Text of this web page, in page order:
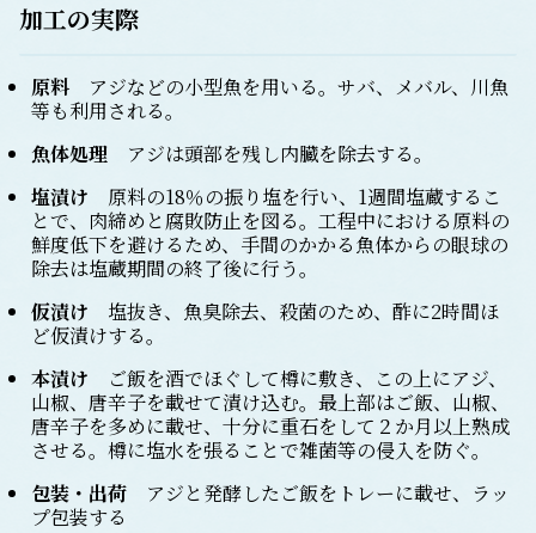
加工の実際
原料 アジなどの小型魚を用いる。サバ、メバル、川魚
等も利用される。
魚体処理 アジは頭部を残し内臓を除去する。
塩漬け 原料の18％の振り塩を行い、1週間塩蔵するこ
とで、肉締めと腐敗防止を図る。工程中における原料の
鮮度低下を避けるため、手間のかかる魚体からの眼球の
除去は塩蔵期間の終了後に行う。
仮漬け 塩抜き、魚臭除去、殺菌のため、酢に2時間ほ
ど仮漬けする。
本漬け ご飯を酒でほぐして樽に敷き、この上にアジ、
山椒、唐辛子を載せて漬け込む。最上部はご飯、山椒、
唐辛子を多めに載せ、十分に重石をして２か月以上熟成
させる。樽に塩水を張ることで雑菌等の侵入を防ぐ。
包装・出荷 アジと発酵したご飯をトレーに載せ、ラッ
プ包装する